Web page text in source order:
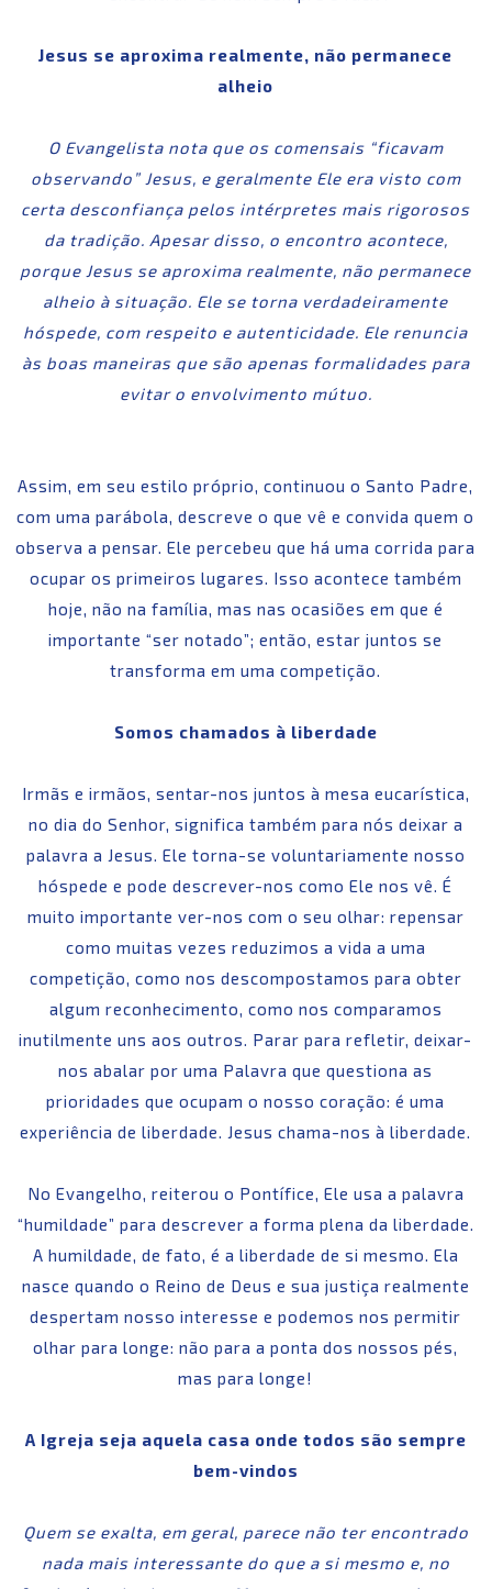
Jesus se aproxima realmente, não permanece
alheio
O Evangelista nota que os comensais “ficavam
observando” Jesus, e geralmente Ele era visto com
certa desconfiança pelos intérpretes mais rigorosos
da tradição. Apesar disso, o encontro acontece,
porque Jesus se aproxima realmente, não permanece
alheio à situação. Ele se torna verdadeiramente
hóspede, com respeito e autenticidade. Ele renuncia
às boas maneiras que são apenas formalidades para
evitar o envolvimento mútuo.
Assim, em seu estilo próprio, continuou o Santo Padre,
com uma parábola, descreve o que vê e convida quem o
observa a pensar. Ele percebeu que há uma corrida para
ocupar os primeiros lugares. Isso acontece também
hoje, não na família, mas nas ocasiões em que é
importante “ser notado”; então, estar juntos se
transforma em uma competição.
Somos chamados à liberdade
Irmãs e irmãos, sentar-nos juntos à mesa eucarística,
no dia do Senhor, significa também para nós deixar a
palavra a Jesus. Ele torna-se voluntariamente nosso
hóspede e pode descrever-nos como Ele nos vê. É
muito importante ver-nos com o seu olhar: repensar
como muitas vezes reduzimos a vida a uma
competição, como nos descompostamos para obter
algum reconhecimento, como nos comparamos
inutilmente uns aos outros. Parar para refletir, deixar-
nos abalar por uma Palavra que questiona as
prioridades que ocupam o nosso coração: é uma
experiência de liberdade. Jesus chama-nos à liberdade.
No Evangelho, reiterou o Pontífice, Ele usa a palavra
“humildade” para descrever a forma plena da liberdade.
A humildade, de fato, é a liberdade de si mesmo. Ela
nasce quando o Reino de Deus e sua justiça realmente
despertam nosso interesse e podemos nos permitir
olhar para longe: não para a ponta dos nossos pés,
mas para longe!
A Igreja seja aquela casa onde todos são sempre
bem-vindos
Quem se exalta, em geral, parece não ter encontrado
nada mais interessante do que a si mesmo e, no